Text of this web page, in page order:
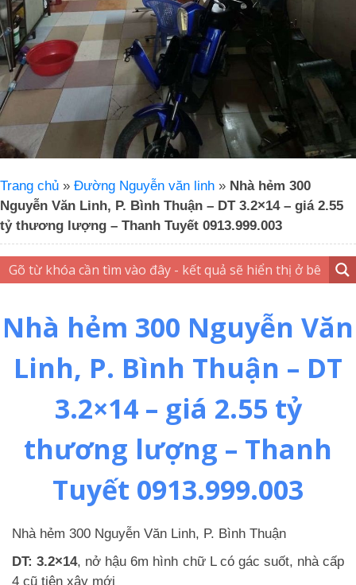
Trang chủ » Đường Nguyễn văn linh » Nhà hẻm 300
Nguyễn Văn Linh, P. Bình Thuận – DT 3.2×14 – giá 2.55
tỷ thương lượng – Thanh Tuyết 0913.999.003
Nhà hẻm 300 Nguyễn Văn
Linh, P. Bình Thuận – DT
3.2×14 – giá 2.55 tỷ
thương lượng – Thanh
Tuyết 0913.999.003
Nhà hẻm 300 Nguyễn Văn Linh, P. Bình Thuận
DT: 3.2×14, nở hậu 6m hình chữ L có gác suốt, nhà cấp
4 cũ tiện xây mới